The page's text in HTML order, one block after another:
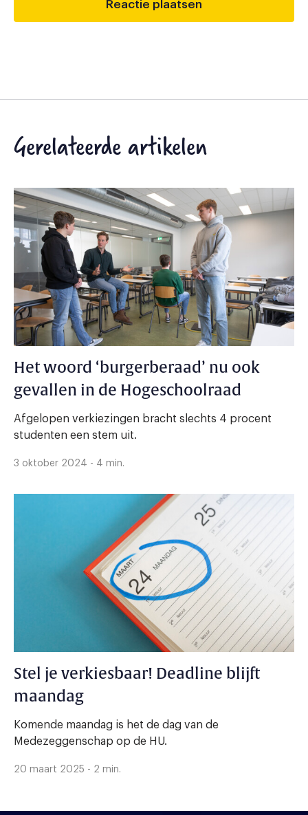
Gerelateerde artikelen
Het woord ‘burgerberaad’ nu ook
gevallen in de Hogeschoolraad
Afgelopen verkiezingen bracht slechts 4 procent
studenten een stem uit.
3 oktober 2024 - 4 min.
Stel je verkiesbaar! Deadline blijft
maandag
Komende maandag is het de dag van de
Medezeggenschap op de HU.
20 maart 2025 - 2 min.